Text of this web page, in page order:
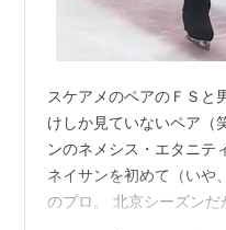
スケアメのペアのＦＳと
けしか見ていないペア
ンのネメシス・エタニテ
ネイサンを初めて（いや
のプロ。 北京シーズンだ